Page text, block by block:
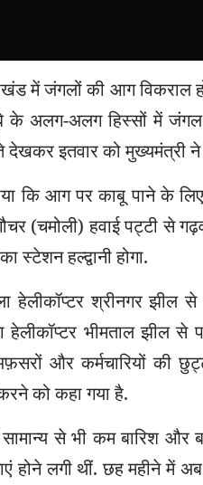
में जंगलों की आग विकराल
के अलग-अलग हिस्सों में
देखकर इतवार को मुख्यमंत्री
कि आग पर काबू पाने के
(चमोली) हवाई पट्टी से
स्टेशन हल्द्वानी होगा.
हेलीकॉप्टर श्रीनगर झील
हेलीकॉप्टर भीमताल झील
और कर्मचारियों की
को कहा गया है.
से भी कम बारिश
होने लगी थीं. छह महीने में